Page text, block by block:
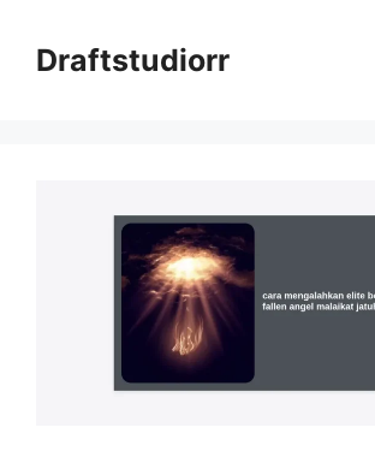
contentDraftstudiorr